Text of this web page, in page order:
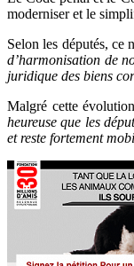
moderniser et le
Selon les députés, ce
d’harmonisation de
juridique des biens
Malgré cette
heureuse que les
et reste fortement